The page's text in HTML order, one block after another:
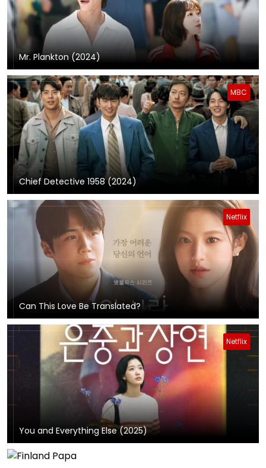
Mr. Plankton (2024)
MBC
Chief Detective 1958 (2024)
Netflix
Can This Love Be Translated?
Netflix
You and Everything Else (2025)